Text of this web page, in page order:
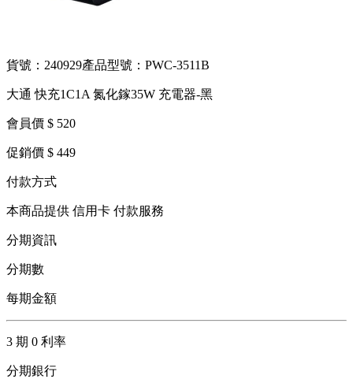
貨號：240929產品型號：PWC-3511B
大通 快充1C1A 氮化鎵35W 充電器-黑
會員價 $ 520
促銷價 $ 449
付款方式
本商品提供 信用卡 付款服務
分期資訊
分期數
每期金額
3 期 0 利率
分期銀行